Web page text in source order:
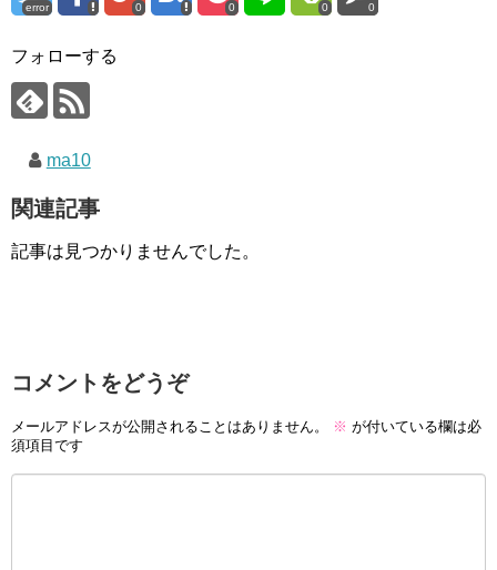
error 0 0 0 0
フォローする
ma10
関連記事
記事は見つかりませんでした。
コメントをどうぞ
メールアドレスが公開されることはありません。 ※ が付いている欄は必
須項目です